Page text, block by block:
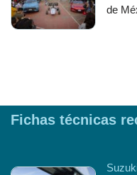
de
Fichas técnicas